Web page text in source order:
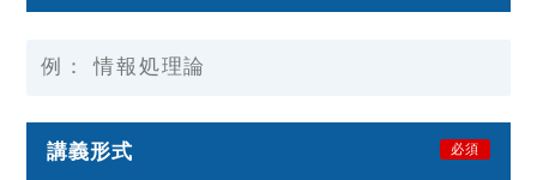
講義形式 必須